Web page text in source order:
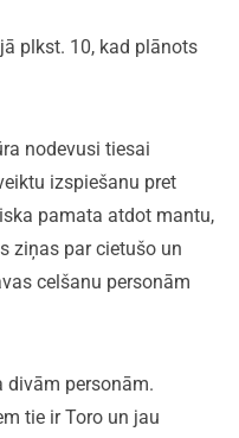
plkst. 10, kad plānots
nodevusi tiesai
izspiešanu pret
pamata atdot mantu,
ziņas par cietušo un
celšanu personām
divām personām.
tie ir Toro un jau